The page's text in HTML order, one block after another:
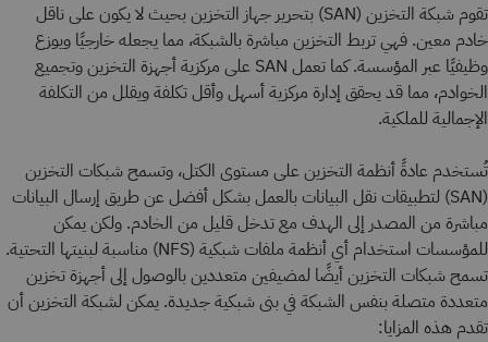
تقوم شبكة التخزين (SAN) بتحرير جهاز التخزين بحيث لا يكون على ناقل
خادم معين. فهي تربط التخزين مباشرة بالشبكة، مما يجعله خارجيًا ويوزع
وظيفيًا عبر المؤسسة. كما تعمل SAN على مركزية أجهزة التخزين وتجميع
الخوادم، مما قد يحقق إدارة مركزية أسهل وأقل تكلفة ويقلل من التكلفة
الإجمالية للملكية.
تُستخدم عادةً أنظمة التخزين على مستوى الكتل، وتسمح شبكات التخزين
(SAN) لتطبيقات نقل البيانات بالعمل بشكل أفضل عن طريق إرسال البيانات
مباشرة من المصدر إلى الهدف مع تدخل قليل من الخادم. ولكن يمكن
للمؤسسات استخدام أي أنظمة ملفات شبكية (NFS) مناسبة لبنيتها التحتية.
تسمح شبكات التخزين أيضًا لمضيفين متعددين بالوصول إلى أجهزة تخزين
متعددة متصلة بنفس الشبكة في بنى شبكية جديدة. يمكن لشبكة التخزين أن
تقدم هذه المزايا: